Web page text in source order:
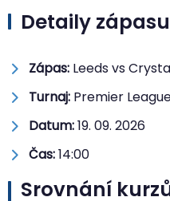
Detaily zápasu
Zápas: Leeds vs
Turnaj: Premier
Datum:19. 09. 2026
Čas:14:00
Srovnání